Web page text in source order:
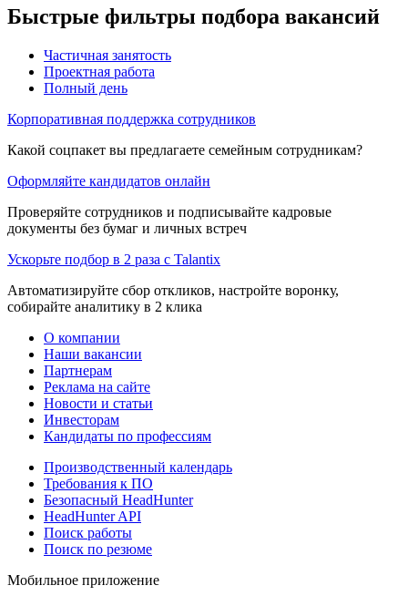
Быстрые фильтры подбора вакансий
Частичная занятость
Проектная работа
Полный день
Корпоративная поддержка сотрудников
Какой соцпакет вы предлагаете семейным сотрудникам?
Оформляйте кандидатов онлайн
Проверяйте сотрудников и подписывайте кадровые
документы без бумаг и личных встреч
Ускорьте подбор в 2 раза с Talantix
Автоматизируйте сбор откликов, настройте воронку,
собирайте аналитику в 2 клика
О компании
Наши вакансии
Партнерам
Реклама на сайте
Новости и статьи
Инвесторам
Кандидаты по профессиям
Производственный календарь
Требования к ПО
Безопасный HeadHunter
HeadHunter API
Поиск работы
Поиск по резюме
Мобильное приложение